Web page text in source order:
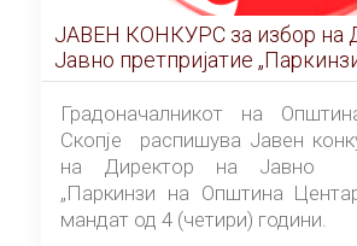
ЈАВЕН КОНКУРС за избор на Директор на
Јавно претпријатие „Паркинзи на Општина
Центар“ – Скопје
Градоначалникот на
Скопје распишува Јавен
на Директор на Јавно
„Паркинзи на Општина
мандат од 4 (четири) години.